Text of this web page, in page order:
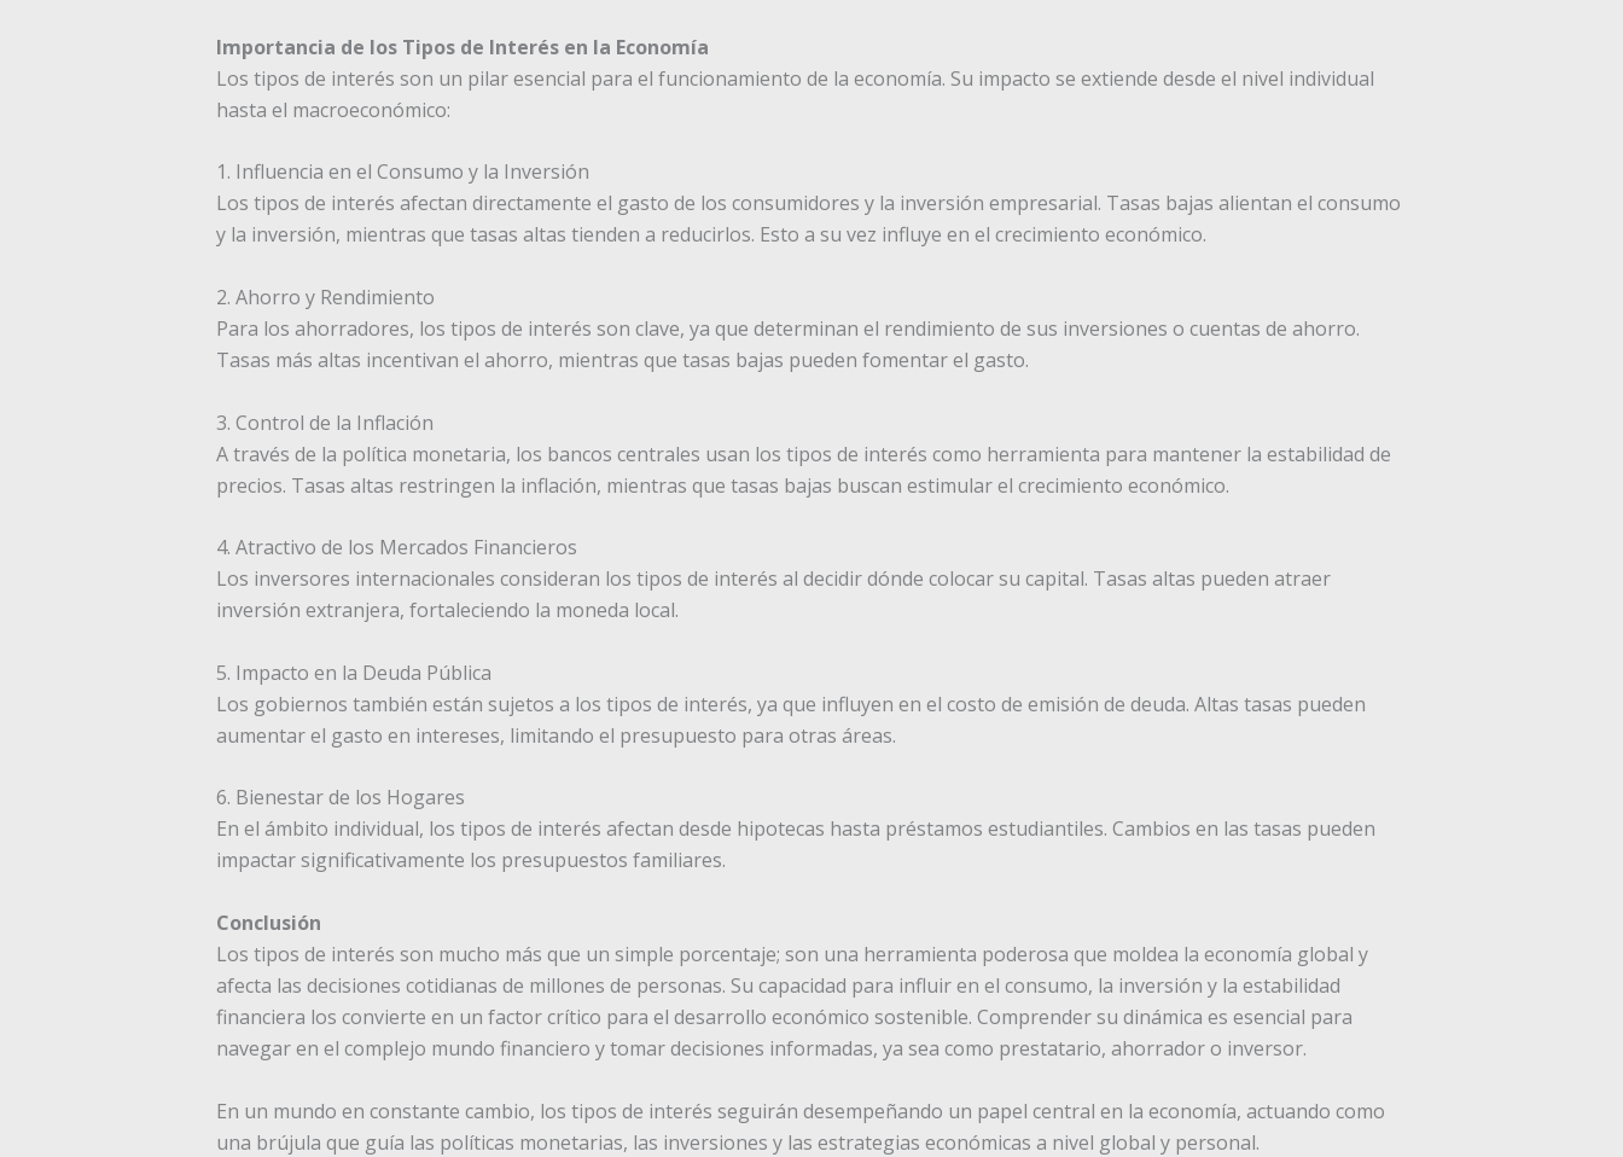
Importancia de los Tipos de Interés en la Economía
Los tipos de interés son un pilar esencial para el funcionamiento de la economía. Su impacto se extiende desde el nivel individual
hasta el macroeconómico:
1. Influencia en el Consumo y la Inversión
Los tipos de interés afectan directamente el gasto de los consumidores y la inversión empresarial. Tasas bajas alientan el consumo
y la inversión, mientras que tasas altas tienden a reducirlos. Esto a su vez influye en el crecimiento económico.
2. Ahorro y Rendimiento
Para los ahorradores, los tipos de interés son clave, ya que determinan el rendimiento de sus inversiones o cuentas de ahorro.
Tasas más altas incentivan el ahorro, mientras que tasas bajas pueden fomentar el gasto.
3. Control de la Inflación
A través de la política monetaria, los bancos centrales usan los tipos de interés como herramienta para mantener la estabilidad de
precios. Tasas altas restringen la inflación, mientras que tasas bajas buscan estimular el crecimiento económico.
4. Atractivo de los Mercados Financieros
Los inversores internacionales consideran los tipos de interés al decidir dónde colocar su capital. Tasas altas pueden atraer
inversión extranjera, fortaleciendo la moneda local.
5. Impacto en la Deuda Pública
Los gobiernos también están sujetos a los tipos de interés, ya que influyen en el costo de emisión de deuda. Altas tasas pueden
aumentar el gasto en intereses, limitando el presupuesto para otras áreas.
6. Bienestar de los Hogares
En el ámbito individual, los tipos de interés afectan desde hipotecas hasta préstamos estudiantiles. Cambios en las tasas pueden
impactar significativamente los presupuestos familiares.
Conclusión
Los tipos de interés son mucho más que un simple porcentaje; son una herramienta poderosa que moldea la economía global y
afecta las decisiones cotidianas de millones de personas. Su capacidad para influir en el consumo, la inversión y la estabilidad
financiera los convierte en un factor crítico para el desarrollo económico sostenible. Comprender su dinámica es esencial para
navegar en el complejo mundo financiero y tomar decisiones informadas, ya sea como prestatario, ahorrador o inversor.
En un mundo en constante cambio, los tipos de interés seguirán desempeñando un papel central en la economía, actuando como
una brújula que guía las políticas monetarias, las inversiones y las estrategias económicas a nivel global y personal.